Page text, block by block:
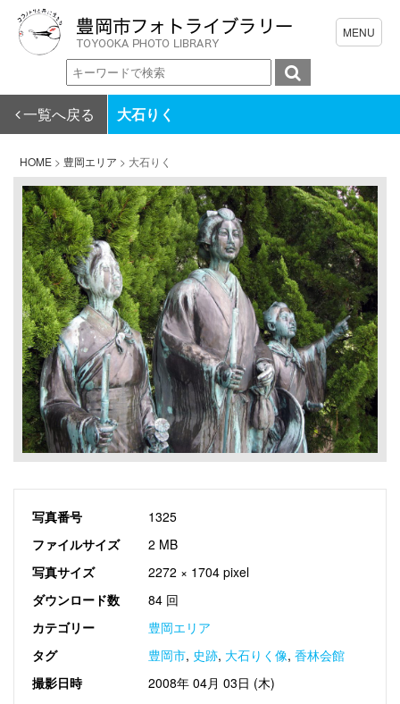
一覧へ戻る 大石りく
HOME > 豊岡エリア > 大石りく
写真番号
1325
ファイルサイズ
2 MB
写真サイズ
2272 × 1704 pixel
ダウンロード数
84 回
カテゴリー
豊岡エリア
タグ
豊岡市, 史跡, 大石りく像, 香林会館
撮影日時
2008年 04月 03日 (木)